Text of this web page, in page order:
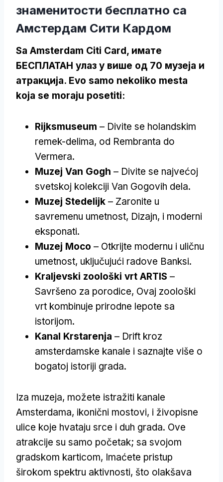
знаменитости бесплатно са
Амстердам Сити Кардом
Sa Amsterdam Citi Card, имате
БЕСПЛАТАН улаз у више од 70 музеја и
атракција. Evo samo nekoliko mesta
koja se moraju posetiti:
Rijksmuseum – Divite se holandskim
remek-delima, od Rembranta do
Vermera.
Muzej Van Gogh – Divite se najvećoj
svetskoj kolekciji Van Gogovih dela.
Muzej Stedelijk – Zaronite u
savremenu umetnost, Dizajn, i moderni
eksponati.
Muzej Moco – Otkrijte modernu i uličnu
umetnost, uključujući radove Banksi.
Kraljevski zoološki vrt ARTIS –
Savršeno za porodice, Ovaj zoološki
vrt kombinuje prirodne lepote sa
istorijom.
Kanal Krstarenja – Drift kroz
amsterdamske kanale i saznajte više o
bogatoj istoriji grada.
Iza muzeja, možete istražiti kanale
Amsterdama, ikonični mostovi, i živopisne
ulice koje hvataju srce i duh grada. Ove
atrakcije su samo početak; sa svojom
gradskom karticom, Imaćete pristup
širokom spektru aktivnosti, što olakšava